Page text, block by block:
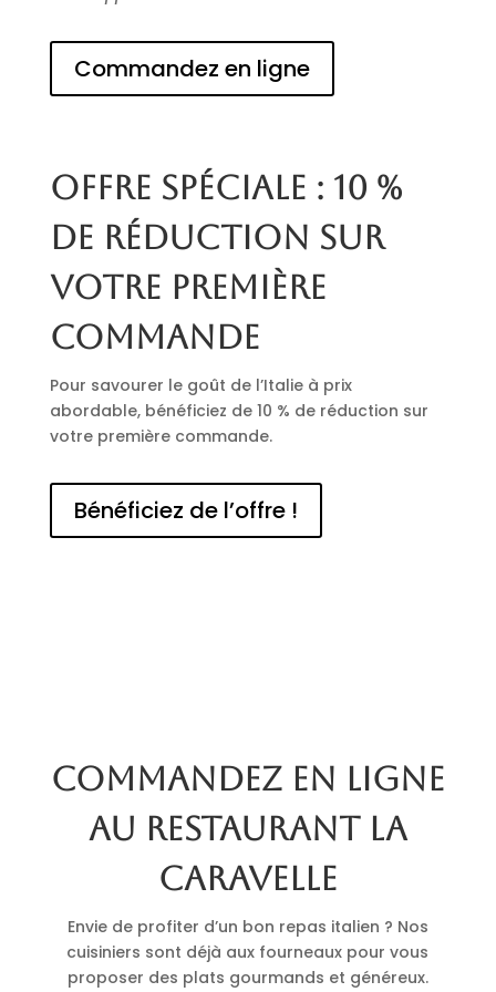
Commandez en ligne
Offre spéciale : 10 %
de réduction sur
votre première
commande
Pour savourer le goût de l’Italie à prix
abordable, bénéficiez de 10 % de réduction sur
votre première commande.
Bénéficiez de l’offre !
Commandez en ligne
au restaurant La
Caravelle
Envie de profiter d’un bon repas italien ? Nos
cuisiniers sont déjà aux fourneaux pour vous
proposer des plats gourmands et généreux.